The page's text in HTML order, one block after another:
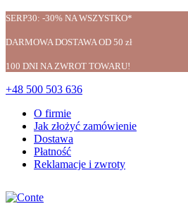
SERP30: -30% NA WSZYSTKO*
DARMOWA DOSTAWA OD 50 zł
100 DNI NA ZWROT TOWARU!
+48 500 503 636
O firmie
Jak złożyć zamówienie
Dostawa
Płatność
Reklamacje i zwroty